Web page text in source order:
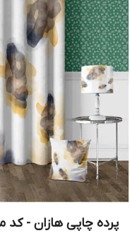
پرده چاپی هازان - کد